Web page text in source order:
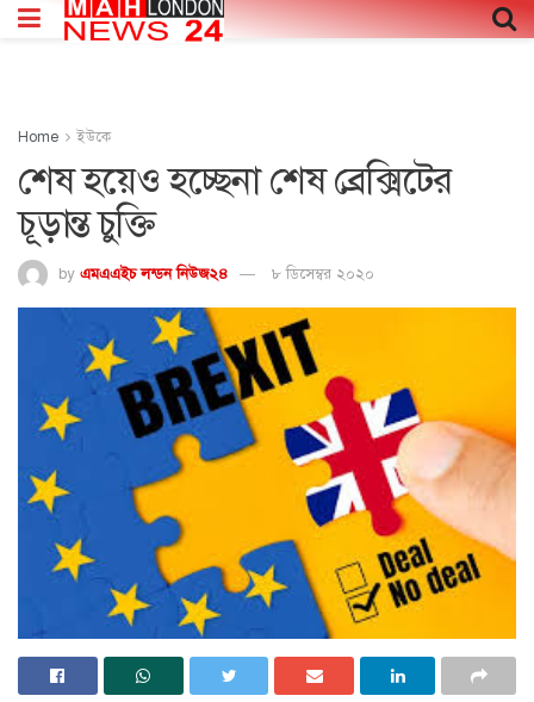
Home ইউকে
শেষ হয়েও হচ্ছেনা শেষ ব্রেক্সিটের
চূড়ান্ত চুক্তি
by এমএএইচ লন্ডন নিউজ২৪ ৮ ডিসেম্বর ২০২০